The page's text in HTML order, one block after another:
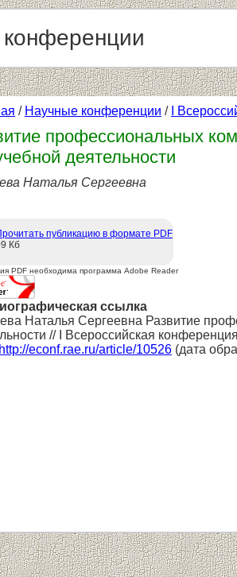
/ Научные конференции / I
профессиональных
деятельности
Наталья Сергеевна
публикацию в формате PDF
Кб
PDF необходима программа Adobe Reader
ссылка
Наталья Сергеевна Развитие
// I Всероссийская
http://econf.rae.ru/article/10526 (дата